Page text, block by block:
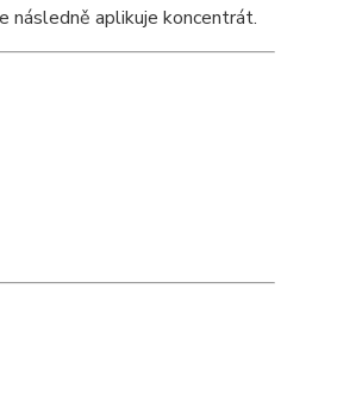
následně aplikuje koncentrát.